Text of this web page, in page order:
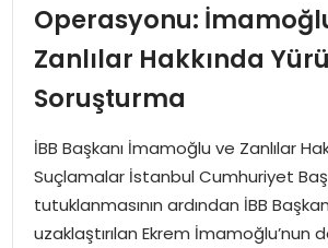
EĞITIM
EKONOMI
MAGAZIN
Operasyonu:
Zanlılar Hakkında
Soruşturma
İBB Başkanı İmamoğlu ve Zanlılar
Suçlamalar İstanbul Cumhuriyet
tutuklanmasının ardından İBB
uzaklaştırılan Ekrem İmamoğlu’nun